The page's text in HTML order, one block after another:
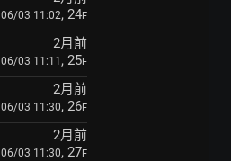
06/03 11:02, 24F
2月前
06/03 11:11 , 25F
2月前
06/03 11:30, 26F
2月前
06/03 11:30, 27F